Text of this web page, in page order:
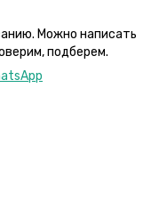
Можно написать
подберем.